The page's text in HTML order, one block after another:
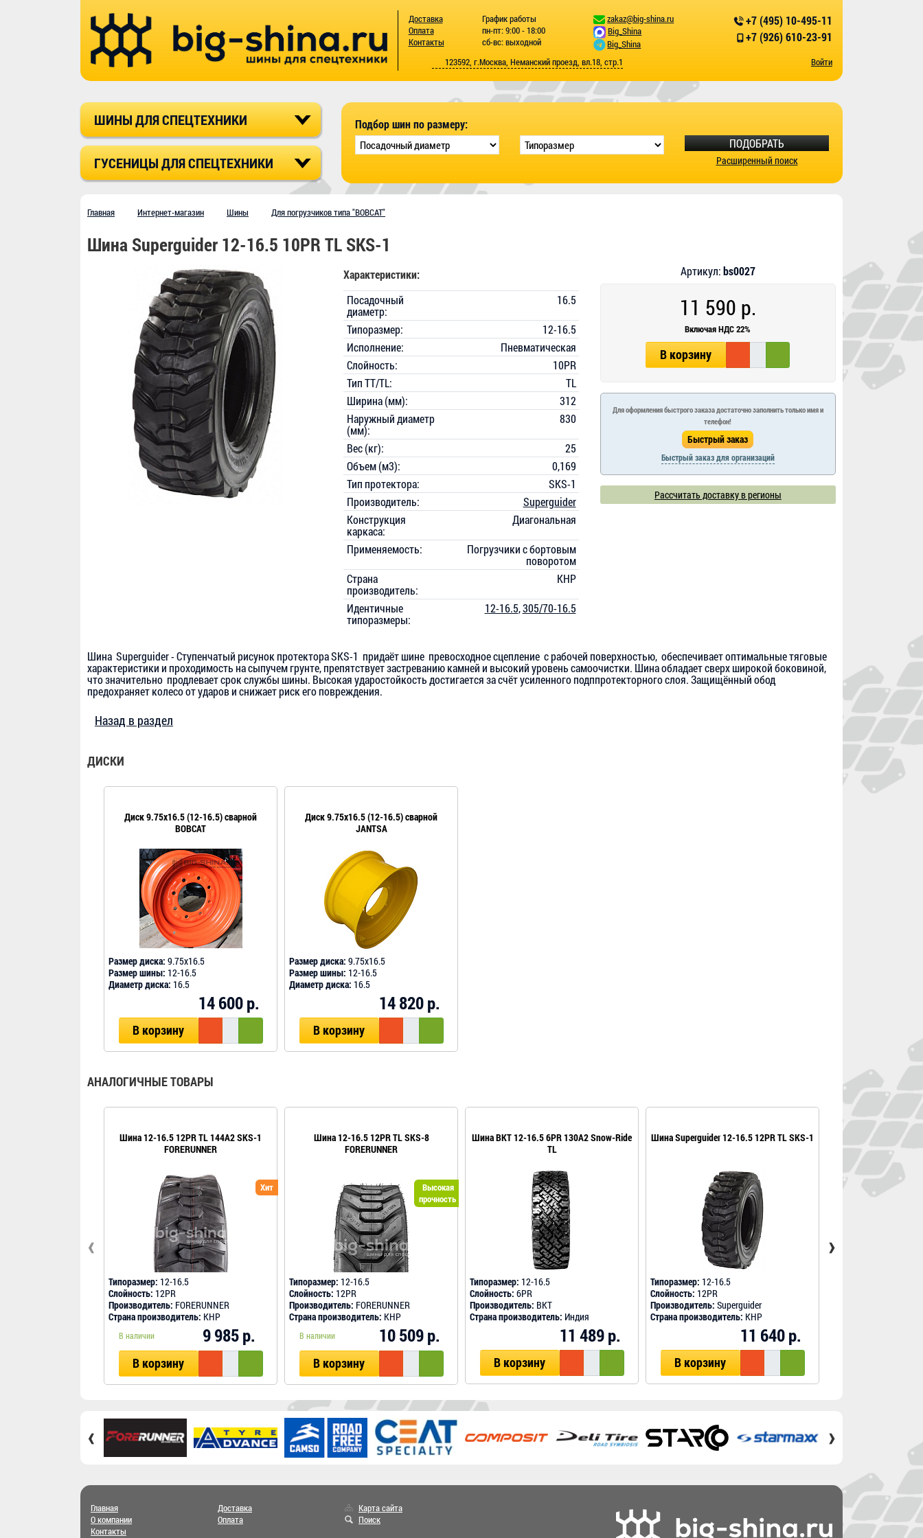
Доставка
Оплата
Контакты
График работы
пн-пт: 9:00 - 18:00
сб-вс: выходной
zakaz@big-shina.ru
Big_Shina
Big_Shina
+7 (495) 10-495-11
+7 (926) 610-23-91
123592, г.Москва, Неманский проезд, вл.18, стр.1 Войти
ШИНЫ ДЛЯ СПЕЦТЕХНИКИ
ГУСЕНИЦЫ ДЛЯ СПЕЦТЕХНИКИ
Подбор шин по размеру:
ПОДОБРАТЬ
Расширенный поиск
Главная Интернет-магазин Шины Для погрузчиков типа "BOBCAT"
Шина Superguider 12-16.5 10PR TL SKS-1
Артикул:bs0027
11 590 р.
Включая НДС 22%
В корзину
Для оформления быстрого заказа достаточно заполнить только имя и
телефон!
Быстрый заказ для организаций
Рассчитать доставку в регионы
Характеристики:
Посадочный
диаметр:
16.5
Типоразмер:
12-16.5
Исполнение:
Пневматическая
Слойность:
10PR
Тип TT/TL:
TL
Ширина (мм):
312
Наружный диаметр
(мм):
830
Вес (кг):
25
Объем (м3):
0,169
Тип протектора:
SKS-1
Производитель:
Superguider
Конструкция
каркаса:
Диагональная
Применяемость:
Погрузчики с бортовым
поворотом
Страна
производитель:
КНР
Идентичные
типоразмеры:
12-16.5,305/70-16.5
Шина Superguider - Ступенчатый рисунок протектора SKS-1 придаёт шине превосходное сцепление с рабочей поверхностью, обеспечивает оптимальные тяговые
характеристики и проходимость на сыпучем грунте, препятствует застреванию камней и высокий уровень самоочистки. Шина обладает сверх широкой боковиной,
что значительно продлевает срок службы шины. Высокая ударостойкость достигается за счёт усиленного подппротекторного слоя. Защищённый обод
предохраняет колесо от ударов и снижает риск его повреждения.
Назад в раздел
ДИСКИ
Диск 9.75x16.5 (12-16.5) сварной
BOBCAT
Размер диска: 9.75х16.5
Размер шины: 12-16.5
Диаметр диска: 16.5
14 600 р.
В корзину
Диск 9.75x16.5 (12-16.5) сварной
JANTSA
Размер диска: 9.75х16.5
Размер шины: 12-16.5
Диаметр диска: 16.5
14 820 р.
В корзину
АНАЛОГИЧНЫЕ ТОВАРЫ
Шина 12-16.5 12PR TL 144A2 SKS-1
FORERUNNER
Хит
Типоразмер: 12-16.5
Слойность: 12PR
Производитель: FORERUNNER
Страна производитель: КНР
В наличии 9 985 р.
В корзину
Шина 12-16.5 12PR TL SKS-8
FORERUNNER
Высокая
прочность
Типоразмер: 12-16.5
Слойность: 12PR
Производитель: FORERUNNER
Страна производитель: КНР
В наличии 10 509 р.
В корзину
Шина BKT 12-16.5 6PR 130A2 Snow-Ride
TL
Типоразмер: 12-16.5
Слойность: 6PR
Производитель: BKT
Страна производитель: Индия
11 489 р.
В корзину
Шина Superguider 12-16.5 12PR TL SKS-1
Типоразмер: 12-16.5
Слойность: 12PR
Производитель: Superguider
Страна производитель: КНР
11 640 р.
В корзину
Шина EKKA 12-
‹ ›
‹ ›
Главная
О компании
Контакты
Доставка
Оплата
Карта сайта
Поиск